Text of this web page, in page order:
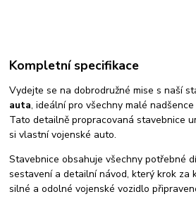
Kompletní specifikace
Vydejte se na dobrodružné mise s naší
auta, ideální pro všechny malé
Tato detailně propracovaná stavebnice
si vlastní vojenské auto.
Stavebnice obsahuje všechny potřebné
sestavení a detailní návod, který krok za
silné a odolné vojenské vozidlo